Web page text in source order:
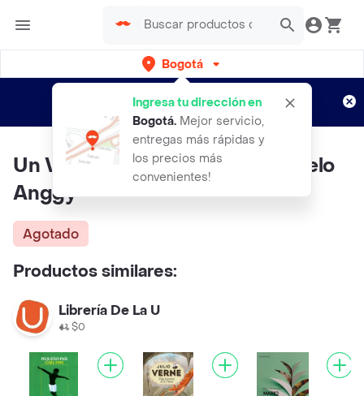
Bogotá
Ingresa tu dirección en
Bogotá. Mejor servicio,
entregas más rápidas y
los precios más
convenientes!
envíos gratis por semanas
Aplican TyC
Un Viaje de Felicidad - Corchuelo
Anggy
Agotado
Productos similares:
Librería De La U
$0